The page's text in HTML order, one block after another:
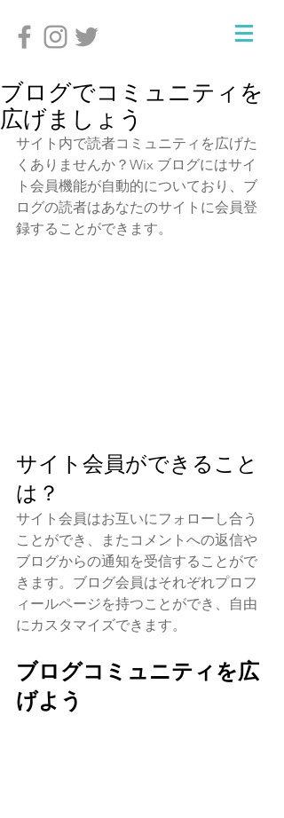
ブログでコミュニティを
広げましょう
サイト内で読者コミュニティを広げた
くありませんか？Wix ブログにはサイ
ト会員機能が自動的についており、ブ
ログの読者はあなたのサイトに会員登
録することができます。
サイト会員ができること
は？
サイト会員はお互いにフォローし合う
ことができ、またコメントへの返信や
ブログからの通知を受信することがで
きます。ブログ会員はそれぞれプロフ
ィールページを持つことができ、自由
にカスタマイズできます。
ブログコミュニティを広
げよう